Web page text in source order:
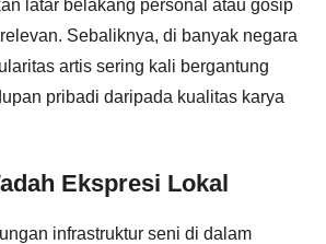
latar belakang personal atau gosip
Sebaliknya, di banyak negara
artis sering kali bergantung
pribadi daripada kualitas karya
Ekspresi Lokal
infrastruktur seni di dalam